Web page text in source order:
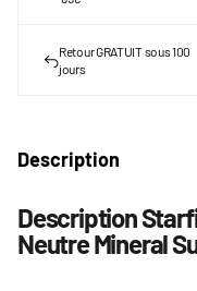
Retour GRATUIT sous 100
jours
Description
Description
Neutre Mineral